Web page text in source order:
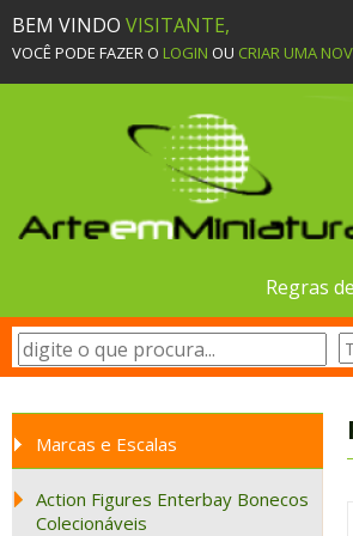
BEM VINDO VISITANTE,
VOCÊ PODE FAZER O LOGIN OU CRIAR UMA
Regras
Marcas e Escalas
Action Figures Enterbay Bonecos
Colecionáveis